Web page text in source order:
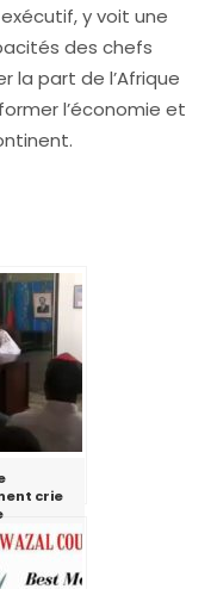
y voit une
des chefs
la part de l’Afrique
l’économie et
crie